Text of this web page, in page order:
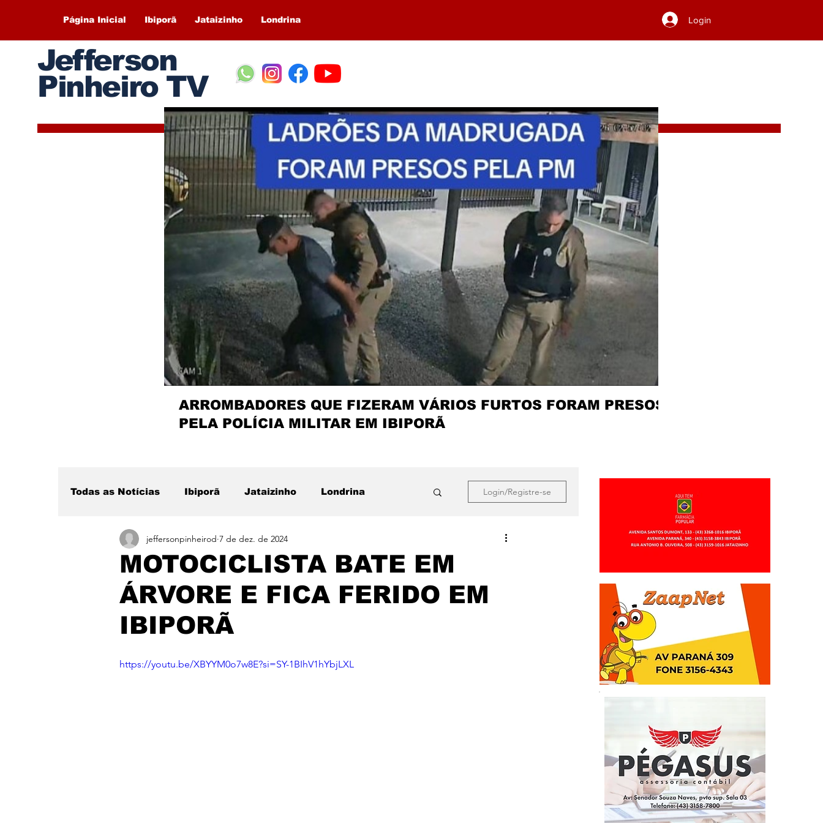
Página Inicial Ibiporã Jataizinho Londrina Login
Jefferson
Pinheiro TV
ARROMBADORES QUE FIZERAM VÁRIOS FURTOS FORAM PRESOS
PELA POLÍCIA MILITAR EM IBIPORÃ
Todas as Notícias Ibiporã Jataizinho Londrina
Região Sertanópolis Destaque
Login/Registre-se
MOTOCICLISTA BATE EM
ÁRVORE E FICA FERIDO EM
IBIPORÃ
jeffersonpinheirod 7 de dez. de 2024
https://youtu.be/XBYYM0o7w8E?si=SY-1BIhV1hYbjLXL